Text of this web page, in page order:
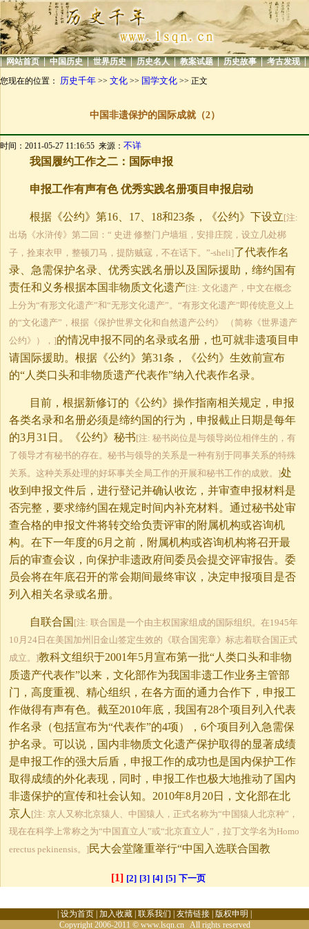
| 网站首页 | 中国历史 | 世界历史 | 历史名人 | 教案试题 | 历史故事 | 考古发现 |
您现在的位置： 历史千年 >> 文化 >> 国学文化 >> 正文
中国非遗保护的国际成就（2）
时间：2011-05-27 11:16:55 来源： 不详
我国履约工作之二：国际申报
申报工作有声有色 优秀实践名册项目申报启动
根据《公约》第16、17、18和23条，《公约》下设立[注:
出场《水浒传》第二回：“ 史进 修整门户墙垣，安排庄院，设立几处梆
子，拴束衣甲，整顿刀马，提防贼寇，不在话下。”-sheli]了代表作名
录、急需保护名录、优秀实践名册以及国际援助，缔约国有
责任和义务根据本国非物质文化遗产[注: 文化遗产，中文在概念
上分为“有形文化遗产”和“无形文化遗产”。“有形文化遗产”即传统意义上
的“文化遗产”，根据《保护世界文化和自然遗产公约》 （简称《世界遗产
公约》），]的情况申报不同的名录或名册，也可就非遗项目申
请国际援助。根据《公约》第31条，《公约》生效前宣布
的“人类口头和非物质遗产代表作”纳入代表作名录。
目前，根据新修订的《公约》操作指南相关规定，申报
各类名录和名册必须是缔约国的行为，申报截止日期是每年
的3月31日。《公约》秘书[注: 秘书岗位是与领导岗位相伴生的，有
了领导才有秘书的存在。秘书与领导的关系是一种有别于同事关系的特殊
关系。这种关系处理的好坏事关全局工作的开展和秘书工作的成败。]处
收到申报文件后，进行登记并确认收讫，并审查申报材料是
否完整，要求缔约国在规定时间内补充材料。通过秘书处审
查合格的申报文件将转交给负责评审的附属机构或咨询机
构。在下一年度的6月之前，附属机构或咨询机构将召开最
后的审查会议，向保护非遗政府间委员会提交评审报告。委
员会将在年底召开的常会期间最终审议，决定申报项目是否
列入相关名录或名册。
自联合国 [注: 联合国是一个由主权国家组成的国际组织。在1945年
10月24日在美国加州旧金山签定生效的《联合国宪章》标志着联合国正式
成立。]教科文组织于2001年5月宣布第一批“人类口头和非物
质遗产代表作”以来，文化部作为我国非遗工作业务主管部
门，高度重视、精心组织，在各方面的通力合作下，申报工
作做得有声有色。截至2010年底，我国有28个项目列入代表
作名录（包括宣布为“代表作”的4项），6个项目列入急需保
护名录。可以说，国内非物质文化遗产保护取得的显著成绩
是申报工作的强大后盾，申报工作的成功也是国内保护工作
取得成绩的外化表现，同时，申报工作也极大地推动了国内
非遗保护的宣传和社会认知。2010年8月20日，文化部在北
京人 [注: 京人又称北京猿人、中国猿人，正式名称为“中国猿人北京种”，
现在在科学上常称之为“中国直立人”或“北京直立人”，拉丁文学名为Homo
erectus pekinensis。]民大会堂隆重举行“中国入选联合国教
[1] [2] [3] [4] [5] 下一页
设为首页 加入收藏 联系我们 友情链接 版权申明
Copyright 2006-2011 © www.lsqn.cn All rights reserved